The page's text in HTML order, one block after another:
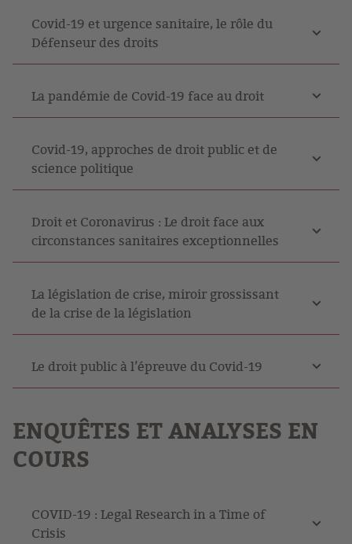
Covid-19 et urgence sanitaire, le rôle du
Défenseur des droits
La pandémie de Covid-19 face au droit
Covid-19, approches de droit public et de
science politique
Droit et Coronavirus : Le droit face aux
circonstances sanitaires exceptionnelles
La législation de crise, miroir grossissant
de la crise de la législation
Le droit public à l’épreuve du Covid-19
ENQUÊTES ET ANALYSES EN
COURS
COVID-19 : Legal Research in a Time of
Crisis